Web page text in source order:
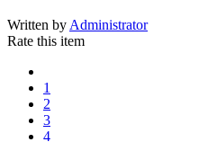
Written by Administrator
Rate this item
1
2
3
4